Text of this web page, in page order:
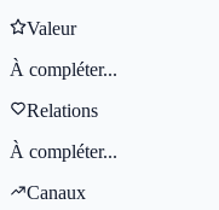
Valeur
À compléter...
Relations
À compléter...
Canaux